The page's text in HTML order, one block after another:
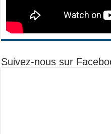
Suivez-nous sur